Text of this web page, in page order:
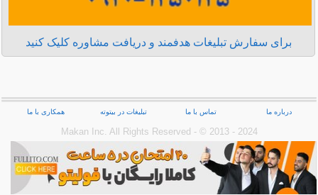
برای سفارش تبلیغات هدفمند و دریافت مشاوره کلیک کنید
درباره ما تماس با ما تبلیغات در بیتوته همکاری با ما
Makan Inc.‎ All Rights Reserved - © 2013 - 2024